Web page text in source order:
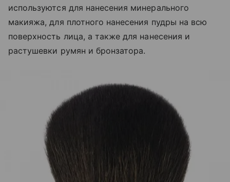
используются для нанесения минерального
макияжа, для плотного нанесения пудры на всю
поверхность лица, а также для нанесения и
растушевки румян и бронзатора.